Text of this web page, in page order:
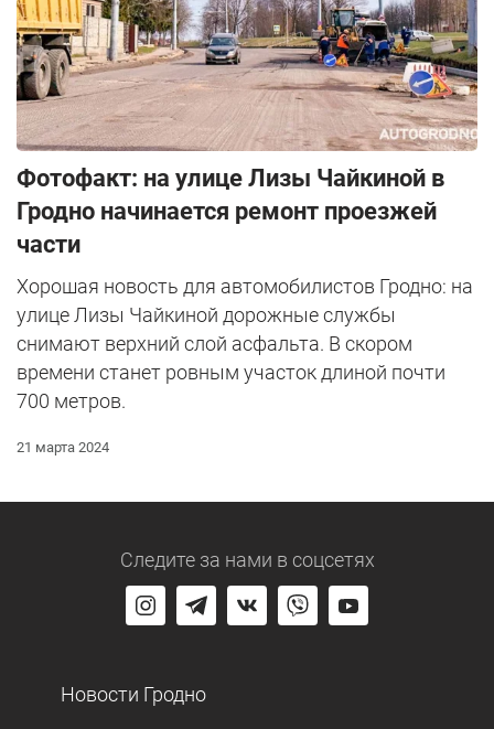
Фотофакт: на улице Лизы Чайкиной в
Гродно начинается ремонт проезжей
части
Хорошая новость для автомобилистов Гродно: на
улице Лизы Чайкиной дорожные службы
снимают верхний слой асфальта. В скором
времени станет ровным участок длиной почти
700 метров.
21 марта 2024
Следите за нами в соцсетях
Новости Гродно